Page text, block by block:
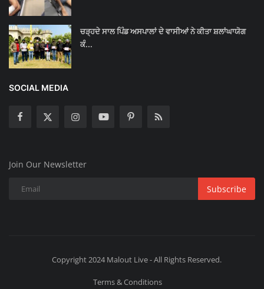
ਚੜ੍ਹਦੇ ਸਾਲ ਪਿੰਡ ਅਸਪਾਲਾਂ ਦੇ ਵਾਸੀਆਂ ਨੇ ਕੀਤਾ ਸ਼ਲਾਂਘਾਯੋਗ
ਕੰ...
SOCIAL MEDIA
Join Our Newsletter
Subscribe
Copyright 2024 Malout Live - All Rights Reserved.
Terms & Conditions